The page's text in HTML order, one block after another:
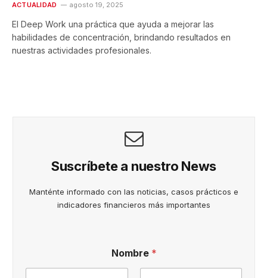
ACTUALIDAD agosto 19, 2025
El Deep Work una práctica que ayuda a mejorar las
habilidades de concentración, brindando resultados en
nuestras actividades profesionales.
Suscríbete a nuestro News
Manténte informado con las noticias, casos prácticos e
indicadores financieros más importantes
Nombre *